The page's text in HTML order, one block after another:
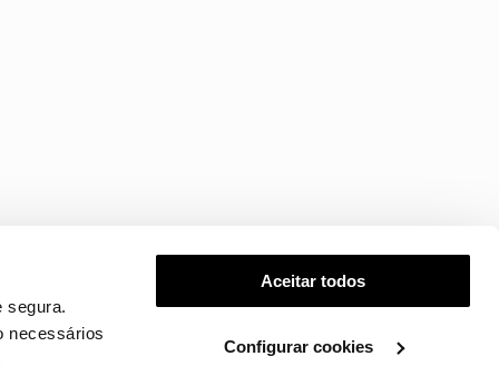
segura.
necessários
Aceitar todos
Configurar cookies